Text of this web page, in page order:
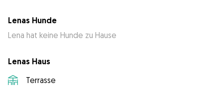
Lenas Hunde
Lena hat keine Hunde zu Hause
Lenas Haus
Terrasse